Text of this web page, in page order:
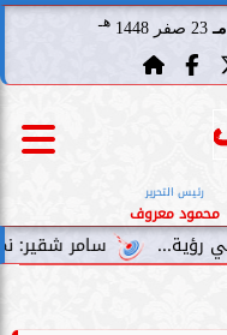
23 صفر 1448 هـ
رئيس التحرير
محمود معروف
سامر شقير: نمو صناديق